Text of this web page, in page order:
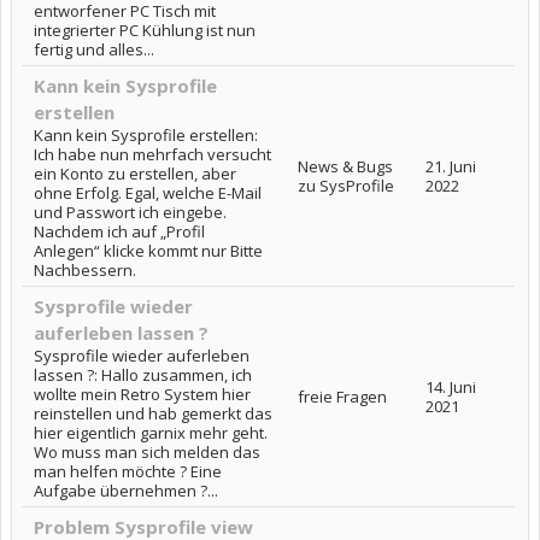
entworfener PC Tisch mit
integrierter PC Kühlung ist nun
fertig und alles...
Kann kein Sysprofile
erstellen
Kann kein Sysprofile erstellen:
Ich habe nun mehrfach versucht
ein Konto zu erstellen, aber
ohne Erfolg. Egal, welche E-Mail
und Passwort ich eingebe.
Nachdem ich auf „Profil
Anlegen“ klicke kommt nur Bitte
Nachbessern.
News & Bugs
zu SysProfile
21. Juni
2022
Sysprofile wieder
auferleben lassen ?
Sysprofile wieder auferleben
lassen ?: Hallo zusammen, ich
wollte mein Retro System hier
reinstellen und hab gemerkt das
hier eigentlich garnix mehr geht.
Wo muss man sich melden das
man helfen möchte ? Eine
Aufgabe übernehmen ?...
freie Fragen
14. Juni
2021
Problem Sysprofile view